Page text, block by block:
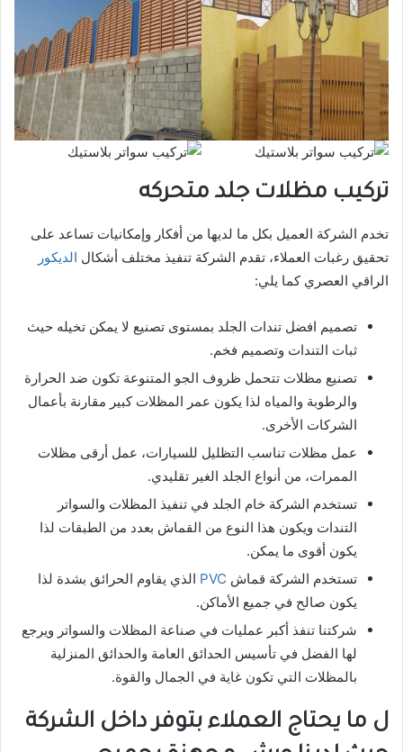
تركيب مظلات جلد متحركه
تخدم الشركة العميل بكل ما لديها من أفكار وإمكانيات تساعد على
تحقيق رغبات العملاء، تقدم الشركة تنفيذ مختلف أشكال الديكور
الراقي العصري كما يلي:
تصميم افضل تندات الجلد بمستوى تصنيع لا يمكن تخيله حيث
ثبات التندات وتصميم فخم.
تصنيع مظلات تتحمل ظروف الجو المتنوعة تكون ضد الحرارة
والرطوبة والمياه لذا يكون عمر المظلات كبير مقارنة بأعمال
الشركات الأخرى.
عمل مظلات تناسب التظليل للسيارات، عمل أرقى مظلات
الممرات، من أنواع الجلد الغير تقليدي.
تستخدم الشركة خام الجلد في تنفيذ المظلات والسواتر
التندات ويكون هذا النوع من القماش بعدد من الطبقات لذا
يكون أقوى ما يمكن.
تستخدم الشركة قماش PVC الذي يقاوم الحرائق بشدة لذا
يكون صالح في جميع الأماكن.
شركتنا تنفذ أكبر عمليات في صناعة المظلات والسواتر ويرجع
لها الفضل في تأسيس الحدائق العامة والحدائق المنزلية
بالمظلات التي تكون غاية في الجمال والقوة.
ل ما يحتاج العملاء بتوفر داخل الشركة